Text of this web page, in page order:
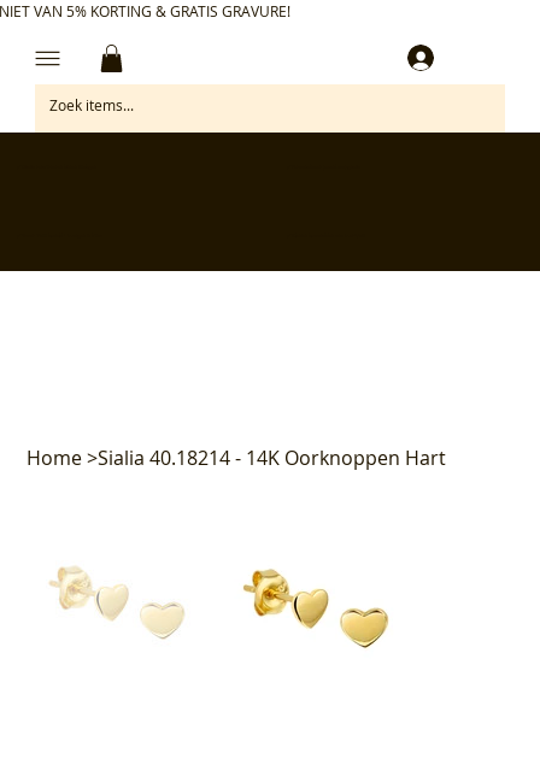
VAN 5% KORTING & GRATIS GRAVURE!
Home>Sialia 40.18214 - 14K Oorknoppen Hart